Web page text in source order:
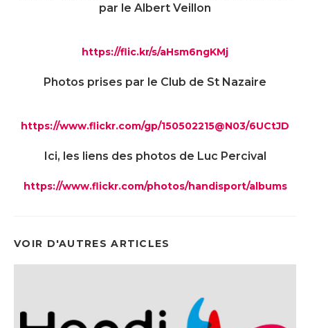
par le Albert Veillon
https://flic.kr/s/aHsm6ngKMj
Photos prises par le Club de St Nazaire
https://www.flickr.com/gp/150502215@N03/6UCtJD
Ici, les liens des photos de Luc Percival
https://www.flickr.com/photos/handisport/albums
VOIR D'AUTRES ARTICLES